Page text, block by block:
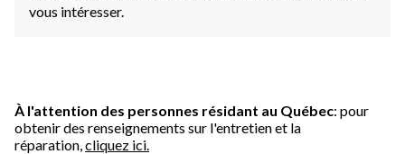
vous intéresser.
À l'attention des personnes résidant au Québec: pour
obtenir des renseignements sur l'entretien et la
réparation, cliquez ici.